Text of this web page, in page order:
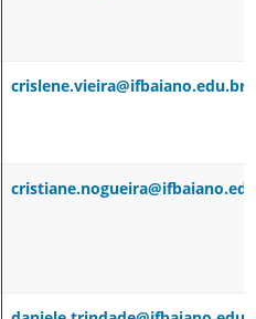
crislene.vieira@ifbaiano.edu.br